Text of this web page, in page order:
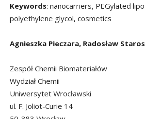
Keywords: nanocarriers, PEGylated
polyethylene glycol, cosmetics
Agnieszka Pieczara, Radosław
Zespół Chemii Biomateriałów
Wydział Chemii
Uniwersytet Wrocławski
ul. F. Joliot-Curie 14